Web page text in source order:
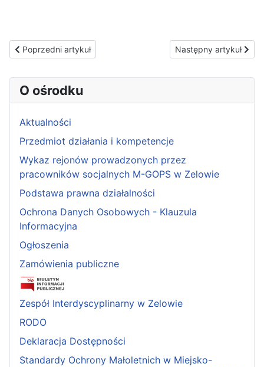
Poprzedni artykuł: Informator
Poprzedni artykuł Następny artykuł:
Następny artykuł
O ośrodku
Aktualności
Przedmiot działania i kompetencje
Wykaz rejonów prowadzonych przez
pracowników socjalnych M-GOPS w Zelowie
Podstawa prawna działalności
Ochrona Danych Osobowych - Klauzula
Informacyjna
Ogłoszenia
Zamówienia publiczne
Zespół Interdyscyplinarny w Zelowie
RODO
Deklaracja Dostępności
Standardy Ochrony Małoletnich w Miejsko-